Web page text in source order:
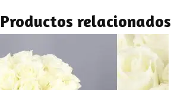
Productos relacionados